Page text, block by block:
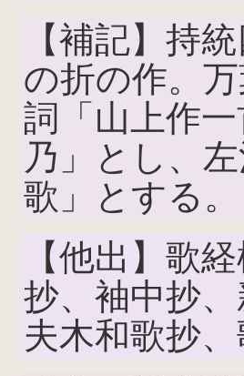
【補記】持
の折の作。
詞「山上作
乃」とし、
歌」とする。
【他出】歌
抄、袖中抄
夫木和歌抄